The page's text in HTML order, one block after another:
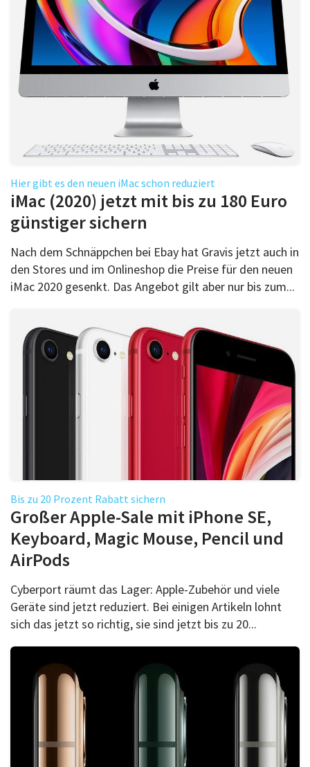
Hier gibt es den neuen iMac schon reduziert
iMac (2020) jetzt mit bis zu 180 Euro
günstiger sichern
Nach dem Schnäppchen bei Ebay hat Gravis jetzt auch in
den Stores und im Onlineshop die Preise für den neuen
iMac 2020 gesenkt. Das Angebot gilt aber nur bis zum...
Bis zu 20 Prozent Rabatt sichern
Großer Apple-Sale mit iPhone SE,
Keyboard, Magic Mouse, Pencil und
AirPods
Cyberport räumt das Lager: Apple-Zubehör und viele
Geräte sind jetzt reduziert. Bei einigen Artikeln lohnt
sich das jetzt so richtig, sie sind jetzt bis zu 20...